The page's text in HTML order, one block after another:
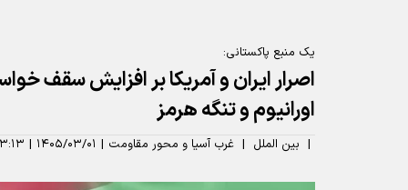
یک منبع پاکستانی:
اصرار ایران و آمریکا بر افزایش سقف
اورانیوم و تنگه هرمز
| بین الملل | غرب آسیا و محور مقاومت | ۱۴۰۵/۰۳/۰۱ |